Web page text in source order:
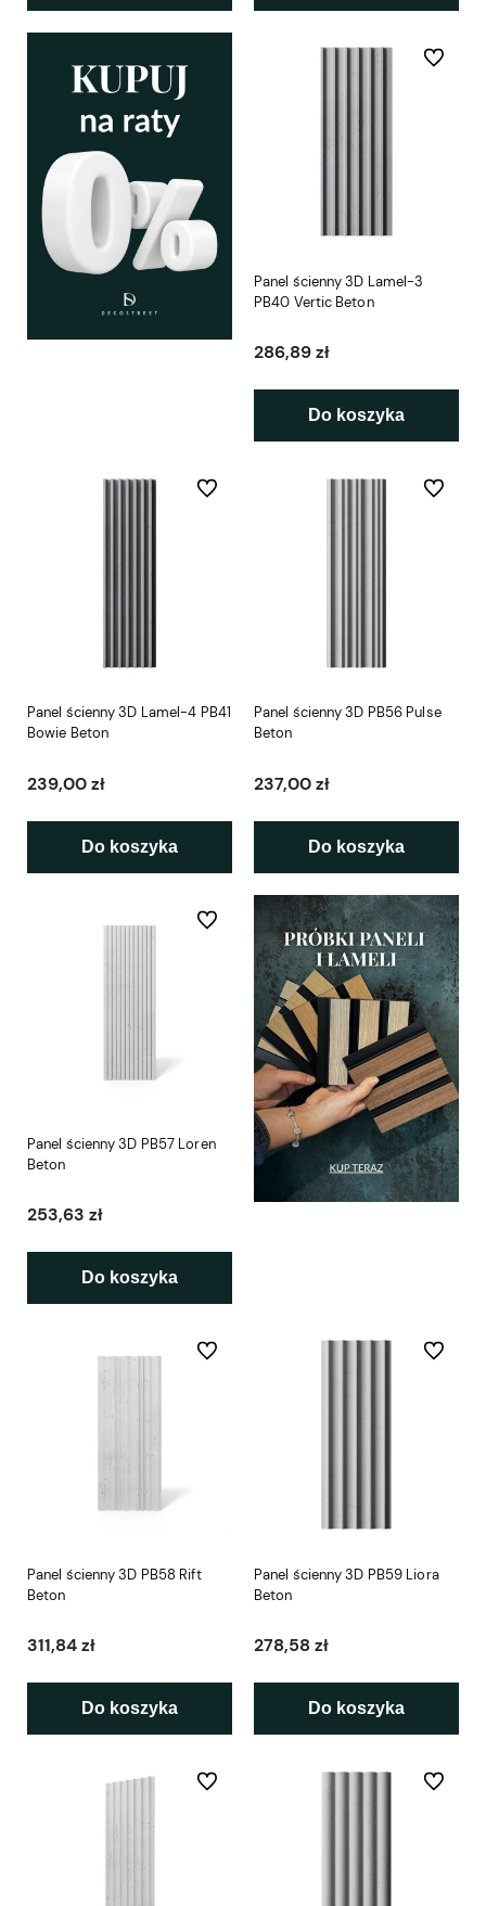
Panel ścienny 3D Lamel-3
PB40 Vertic Beton
286,89 zł
Do koszyka
Do
Panel ścienny 3D Lamel-4 PB41
Bowie Beton
239,00 zł
Do koszyka
Do ulubionych
Panel ścienny 3D PB56 Pulse
Beton
237,00 zł
Do koszyka
Do
Panel ścienny 3D PB57 Loren
Beton
253,63 zł
Do koszyka
Do ulubionych
Panel ścienny 3D PB58 Rift
Beton
311,84 zł
Do koszyka
Do ulubionych
Panel ścienny 3D PB59 Liora
Beton
278,58 zł
Do koszyka
Do
Do ulubionych Do